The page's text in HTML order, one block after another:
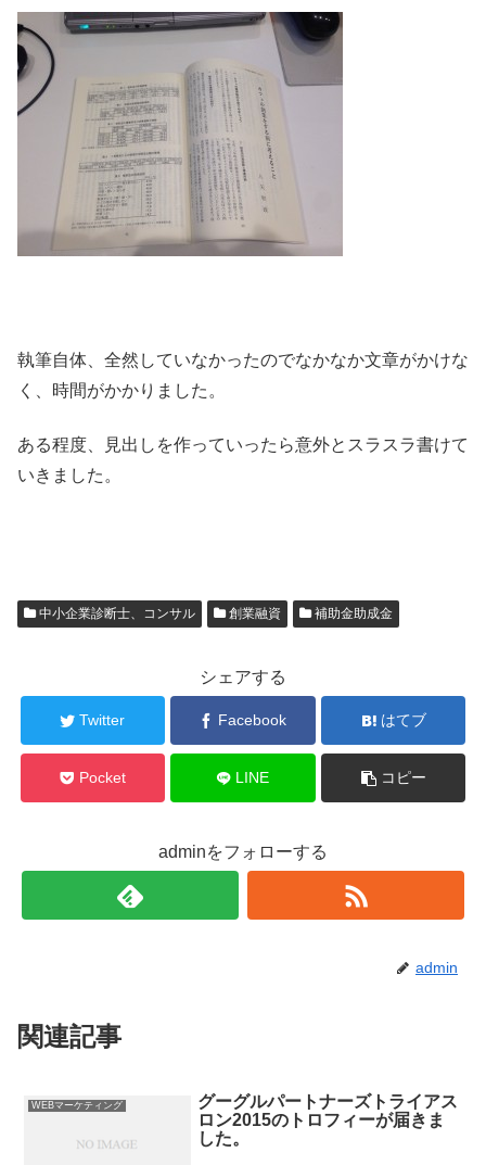
執筆自体、全然していなかったのでなかなか文章がかけな
く、時間がかかりました。
ある程度、見出しを作っていったら意外とスラスラ書けて
いきました。
中小企業診断士、コンサル 創業融資 補助金助成金
シェアする
Twitter Facebook はてブ
Pocket LINE コピー
adminをフォローする
admin
関連記事
WEBマーケティング
グーグルパートナーズトライアス
ロン2015のトロフィーが届きま
した。